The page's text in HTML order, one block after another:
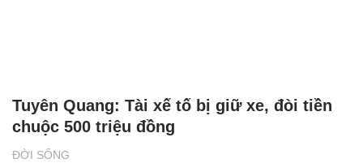
ĐỜI SỐNG
Tuyên Quang: Tài xế tố bị giữ xe, đòi tiền
chuộc 500 triệu đồng